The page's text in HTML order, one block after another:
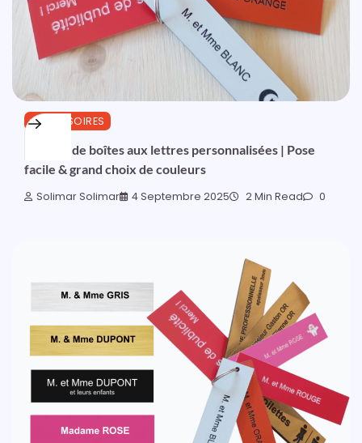
ACCESSOIRES
Plaques de boîtes aux lettres personnalisées | Pose
facile & grand choix de couleurs
Solimar Solimar 4 Septembre 2025 2 Min Read 0